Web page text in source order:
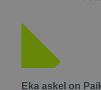
Eka askel on